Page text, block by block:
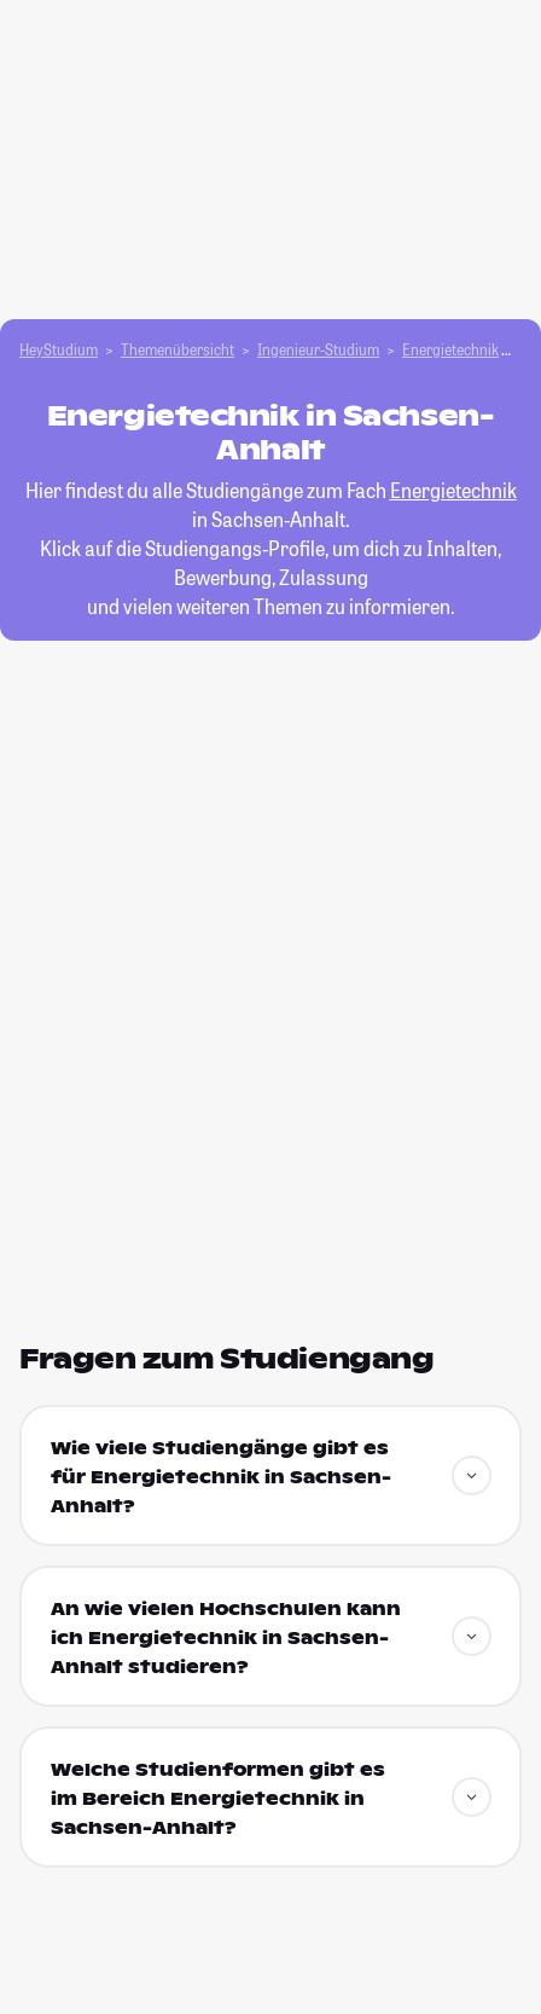
HeyStudium Themenübersicht Ingenieur-Studium Energietechnik
Energietechnik in Sachsen-
Anhalt
Hier findest du alle Studiengänge zum Fach Energietechnik
in Sachsen-Anhalt.
Klick auf die Studiengangs-Profile, um dich zu Inhalten,
Bewerbung, Zulassung
und vielen weiteren Themen zu informieren.
Fragen zum Studiengang
Wie viele Studiengänge gibt es
für Energietechnik in Sachsen-
Anhalt?
An wie vielen Hochschulen kann
ich Energietechnik in Sachsen-
Anhalt studieren?
Welche Studienformen gibt es
im Bereich Energietechnik in
Sachsen-Anhalt?